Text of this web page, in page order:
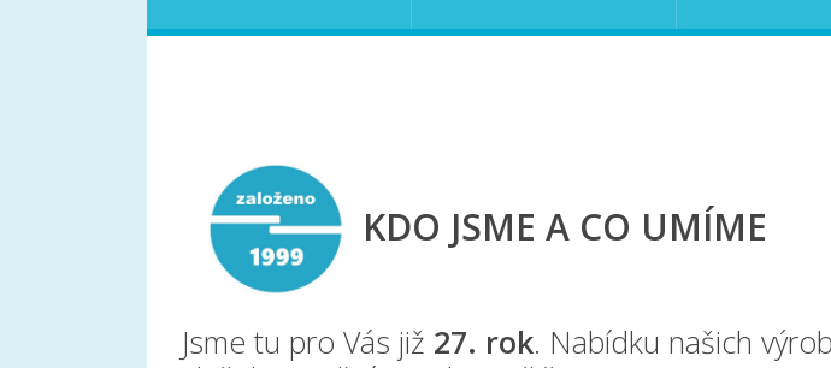
KDO JSME A CO UMÍME
Jsme tu pro Vás již 27. rok. Nabídku našich